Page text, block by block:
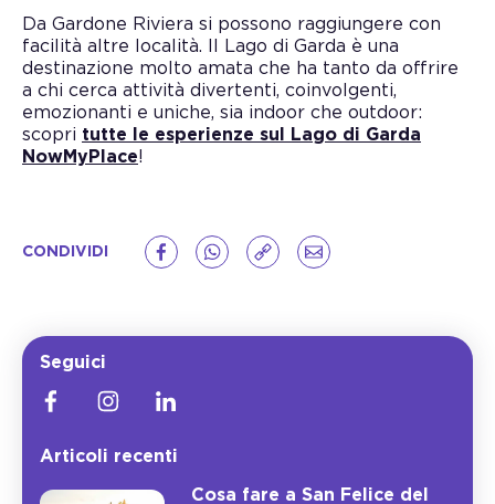
Da Gardone Riviera si possono raggiungere con
facilità altre località. Il Lago di Garda è una
destinazione molto amata che ha tanto da offrire
a chi cerca attività divertenti, coinvolgenti,
emozionanti e uniche, sia indoor che outdoor:
scopri tutte le esperienze sul Lago di Garda
NowMyPlace!
CONDIVIDI
Seguici
Articoli recenti
Cosa fare a San Felice del